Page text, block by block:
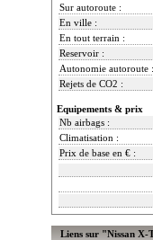
Sur autoroute :
En ville :
En tout terrain :
Reservoir :
Autonomie autoroute :
Rejets de CO2 :
Equipements & prix
Nb airbags :
Climatisation :
Prix de base en € :
Liens sur "Nissan